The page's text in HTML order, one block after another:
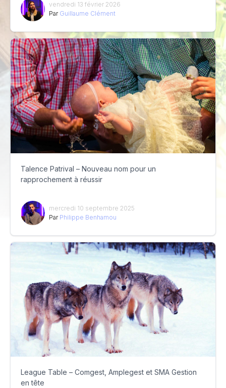
vendredi 13 février 2026
Par Guillaume Clément
Talence Patrival – Nouveau nom pour un
rapprochement à réussir
mercredi 10 septembre 2025
Par Philippe Benhamou
League Table – Comgest, Amplegest et SMA Gestion
en tête